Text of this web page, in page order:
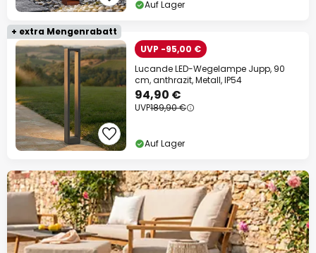
Auf Lager
+ extra Mengenrabatt
UVP -95,00 €
Lucande LED-Wegelampe Jupp, 90
cm, anthrazit, Metall, IP54
94,90 €
UVP189,90 €
Auf Lager